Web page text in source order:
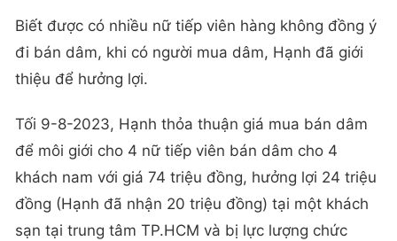
Biết được có nhiều nữ tiếp viên hàng không đồng ý
đi bán dâm, khi có người mua dâm, Hạnh đã giới
thiệu để hưởng lợi.
Tối 9-8-2023, Hạnh thỏa thuận giá mua bán dâm
để môi giới cho 4 nữ tiếp viên bán dâm cho 4
khách nam với giá 74 triệu đồng, hưởng lợi 24 triệu
đồng (Hạnh đã nhận 20 triệu đồng) tại một khách
sạn tại trung tâm TP.HCM và bị lực lượng chức